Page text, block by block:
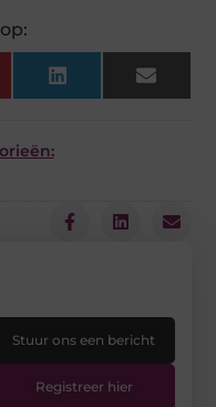
LinkedIn Email
Stuur ons een bericht
Registreer hier